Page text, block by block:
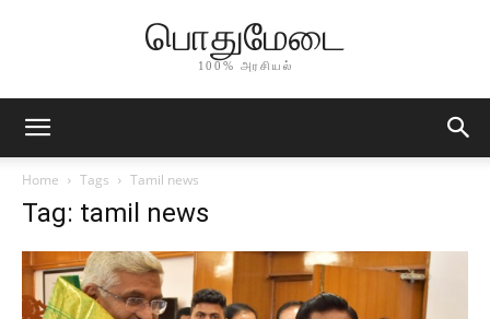
பொதுமேடை
100% அரசியல்
Home Tags Tamil news
Tag: tamil news